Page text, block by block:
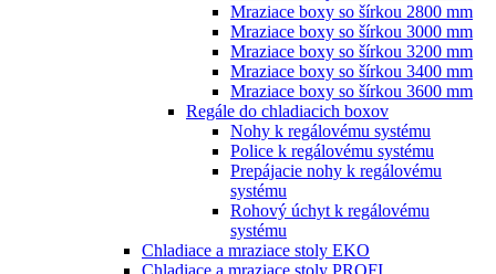
Mraziace boxy so šírkou 2800 mm
Mraziace boxy so šírkou 3000 mm
Mraziace boxy so šírkou 3200 mm
Mraziace boxy so šírkou 3400 mm
Mraziace boxy so šírkou 3600 mm
Regále do chladiacich boxov
Nohy k regálovému systému
Police k regálovému systému
Prepájacie nohy k regálovému
systému
Rohový úchyt k regálovému
systému
Chladiace a mraziace stoly EKO